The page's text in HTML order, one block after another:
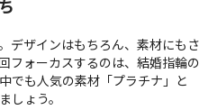
プライバシーポリシー
デザインはもちろん、素材にもさ
フォーカスするのは、結婚指輪の
でも人気の素材「プラチナ」と
しょう。